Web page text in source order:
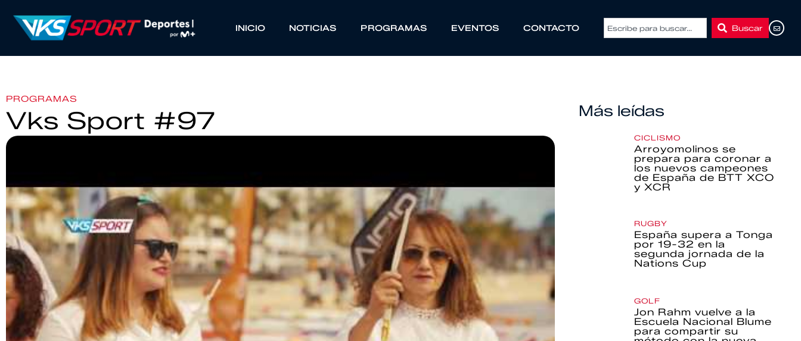
INICIO NOTICIAS PROGRAMAS EVENTOS CONTACTO Buscar
PROGRAMAS
Vks Sport #97 Más leídas
CICLISMO
Arroyomolinos se
prepara para coronar a
los nuevos campeones
de España de BTT XCO
y XCR
RUGBY
España supera a Tonga
por 19-32 en la
segunda jornada de la
Nations Cup
GOLF
Jon Rahm vuelve a la
Escuela Nacional Blume
para compartir su